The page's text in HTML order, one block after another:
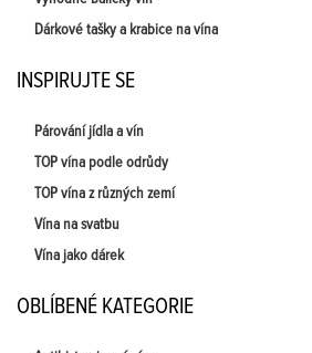
Dárkové tašky a krabice na vína
INSPIRUJTE SE
Párování jídla a vín
TOP vína podle odrůdy
TOP vína z různých zemí
Vína na svatbu
Vína jako dárek
OBLÍBENÉ KATEGORIE